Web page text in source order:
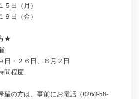
日（月）
日（金）
★
日・２６日、６月２日
間程度
望の方は、事前にお電話（0263-58-